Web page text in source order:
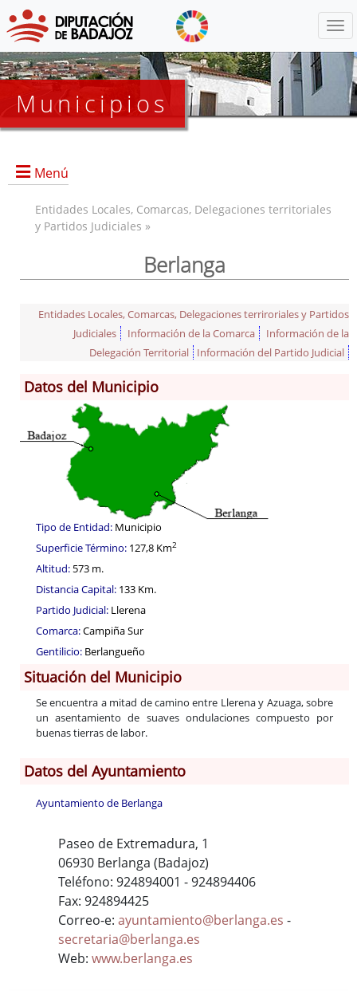
Municipios
Menú
Información General
Historia
Monumentos
Gastronomía
Archivo Municipal
Corporación
Correo-e gratis
Códigos para FACe
Entidades Locales, Comarcas, Delegaciones territoriales
y Partidos Judiciales »
Berlanga
Entidades Locales, Comarcas, Delegaciones terriroriales y Partidos
Judiciales
Información de la Comarca
Información de la
Delegación Territorial
Información del Partido Judicial
Datos del Municipio
Tipo de Entidad: Municipio
Superficie Término: 127,8 Km2
Altitud: 573 m.
Distancia Capital: 133 Km.
Partido Judicial: Llerena
Comarca:Campiña Sur
Gentilicio: Berlangueño
Situación del Municipio
Se encuentra a mitad de camino entre Llerena y Azuaga, sobre
un asentamiento de suaves ondulaciones compuesto por
buenas tierras de labor.
Datos del Ayuntamiento
Ayuntamiento de Berlanga
Paseo de Extremadura, 1
06930 Berlanga (Badajoz)
Teléfono: 924894001 - 924894406
Fax: 924894425
Correo-e: ayuntamiento@berlanga.es -
secretaria@berlanga.es
Web: www.berlanga.es